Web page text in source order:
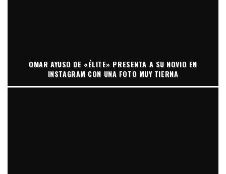
OMAR AYUSO DE «ÉLITE» PRESENTA A SU NOVIO EN
INSTAGRAM CON UNA FOTO MUY TIERNA